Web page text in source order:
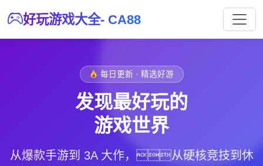
好玩游戏大全- CA88
每日更新 · 精选好游
发现最好玩的
游戏世界
从爆款手游到 3A 大作，从硬核竞技到休